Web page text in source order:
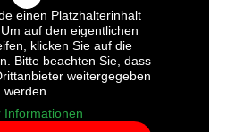
einen Platzhalterinhalt
auf den eigentlichen
klicken Sie auf die
Bitte beachten Sie, dass
weitergegeben
werden.
Informationen